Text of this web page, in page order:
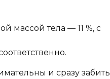
массой тела — 11 %, с
и сразу забить